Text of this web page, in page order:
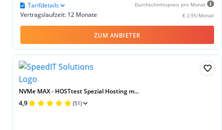
Durchschnittspreis pro Monat
€ 2,95/Monat
Vertragslaufzeit: 12 Monate
Tarifdetails
ZUM ANBIETER
NVMe MAX - HOSTtest Spezial Hosting m...
4,9 (51)